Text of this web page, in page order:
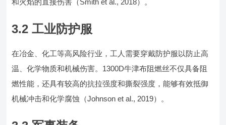
和火焰的直接伤害（Smith et al., 2018）。
3.2 工业防护服
在冶金、化工等高风险行业，工人需要穿戴防护服以防止高
温、化学物质和机械伤害。1300D牛津布阻燃丝不仅具备阻
燃性能，还具有较高的抗拉强度和撕裂强度，能够有效抵御
机械冲击和化学腐蚀（Johnson et al., 2019）。